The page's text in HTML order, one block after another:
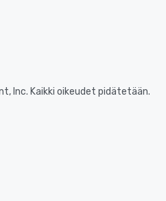
Inc. Kaikki oikeudet pidätetään.